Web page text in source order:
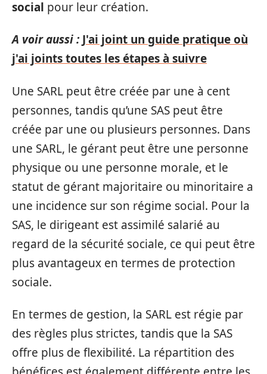
social pour leur création.
A voir aussi : J'ai joint un guide pratique où
j'ai joints toutes les étapes à suivre
Une SARL peut être créée par une à cent
personnes, tandis qu’une SAS peut être
créée par une ou plusieurs personnes. Dans
une SARL, le gérant peut être une personne
physique ou une personne morale, et le
statut de gérant majoritaire ou minoritaire a
une incidence sur son régime social. Pour la
SAS, le dirigeant est assimilé salarié au
regard de la sécurité sociale, ce qui peut être
plus avantageux en termes de protection
sociale.
En termes de gestion, la SARL est régie par
des règles plus strictes, tandis que la SAS
offre plus de flexibilité. La répartition des